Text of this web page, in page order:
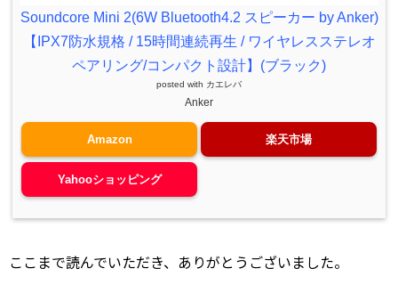
Soundcore Mini 2(6W Bluetooth4.2 スピーカー by Anker)
【IPX7防水規格 / 15時間連続再生 / ワイヤレスステレオ
ペアリング/コンパクト設計】(ブラック)
posted with カエレバ
Anker
Amazon 楽天市場
Yahooショッピング
ここまで読んでいただき、ありがとうございました。